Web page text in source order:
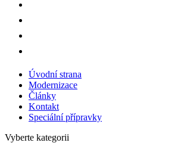
Úvodní strana
Modernizace
Články
Kontakt
Speciální přípravky
Vyberte kategorii